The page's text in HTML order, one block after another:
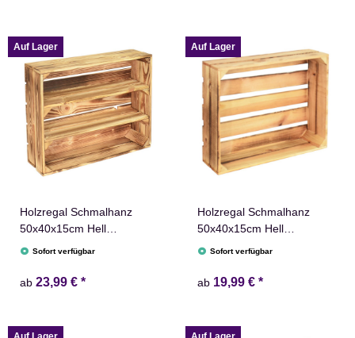
Auf Lager
Holzregal Schmalhanz
50x40x15cm Hell
Geflammt 2x Langes Regal
Sofort verfügbar
ab 23,99 € *
Auf Lager
Holzregal Schmalhanz
50x40x15cm Hell
Geflammt Holzkiste
Sofort verfügbar
ab 19,99 € *